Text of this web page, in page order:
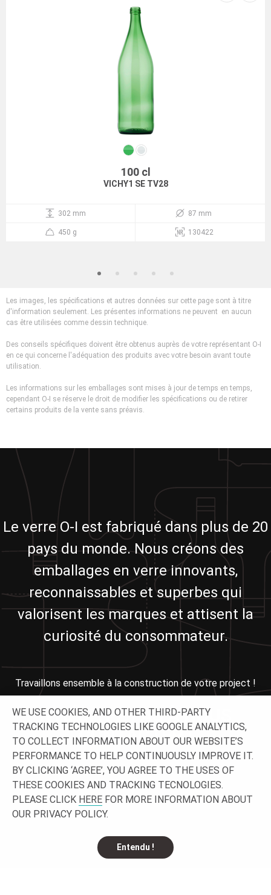
100 cl
VICHY1 SE TV28
302 mm 87 mm
450 g 130422
Les images, les spécifications et autres données sur cette page sont à titre
d'information seulement. Les présentes informations ne peuvent en aucun
cas être utilisées comme dessin technique.
Des conseils spécifiques doivent être obtenus auprès de votre représentant O-I
en ce qui concerne l'adéquation des produits avec votre besoin avant toute
utilisation.
Les informations sur les emballages sont mises à jour de temps en temps,
cependant O-I se réserve le droit de modifier les spécifications ou de retirer
certains produits de la vente sans préavis.
Le verre O-I est fabriqué dans plus de 20
pays du monde. Nous créons des
emballages en verre innovants,
reconnaissables et superbes qui
valorisent les marques et attisent la
curiosité du consommateur.
Travaillons ensemble à la construction de votre project !
N'HÉSITEZ PAS À NOUS
CONTACTER !
WE USE COOKIES, AND OTHER THIRD-PARTY
TRACKING TECHNOLOGIES LIKE GOOGLE ANALYTICS,
TO COLLECT INFORMATION ABOUT OUR WEBSITE’S
PERFORMANCE TO HELP CONTINUOUSLY IMPROVE IT.
BY CLICKING ‘AGREE’, YOU AGREE TO THE USES OF
THESE COOKIES AND TRACKING TECNOLOGIES.
PLEASE CLICK HERE FOR MORE INFORMATION ABOUT
OUR PRIVACY POLICY.
Entendu !